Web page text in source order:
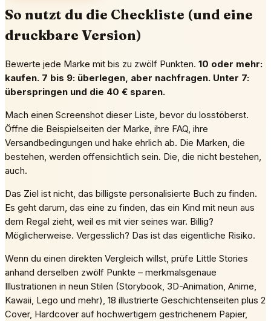
So nutzt du die Checkliste (und eine
druckbare Version)
Bewerte jede Marke mit bis zu zwölf Punkten. 10 oder mehr:
kaufen. 7 bis 9: überlegen, aber nachfragen. Unter 7:
überspringen und die 40 € sparen.
Mach einen Screenshot dieser Liste, bevor du losstöberst.
Öffne die Beispielseiten der Marke, ihre FAQ, ihre
Versandbedingungen und hake ehrlich ab. Die Marken, die
bestehen, werden offensichtlich sein. Die, die nicht bestehen,
auch.
Das Ziel ist nicht, das billigste personalisierte Buch zu finden.
Es geht darum, das eine zu finden, das ein Kind mit neun aus
dem Regal zieht, weil es mit vier seines war. Billig?
Möglicherweise. Vergesslich? Das ist das eigentliche Risiko.
Wenn du einen direkten Vergleich willst, prüfe Little Stories
anhand derselben zwölf Punkte – merkmalsgenaue
Illustrationen in neun Stilen (Storybook, 3D-Animation, Anime,
Kawaii, Lego und mehr), 18 illustrierte Geschichtenseiten plus 2
Cover, Hardcover auf hochwertigem gestrichenem Papier,